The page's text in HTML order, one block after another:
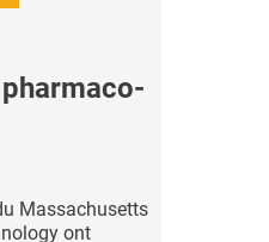
Massachusetts
ont